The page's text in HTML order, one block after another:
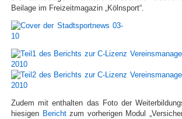
Beilage im Freizeitmagazin „Kölnsport“.
Zudem mit enthalten das Foto der
hiesigen Berichtzum vorherigen Modul